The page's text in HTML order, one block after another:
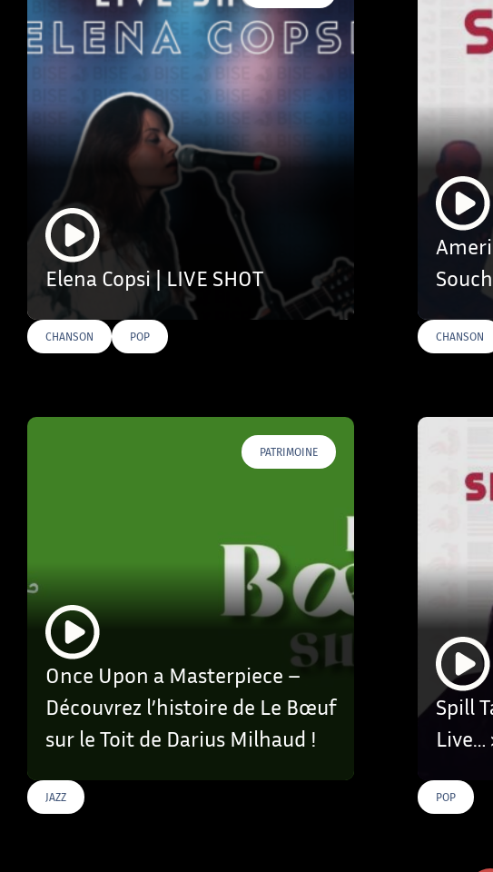
Elena Copsi | LIVE SHOT
CHANSON POP CHANSON
PATRIMOINE
Once Upon a Masterpiece –
Découvrez l’histoire de Le Bœuf
sur le Toit de Darius Milhaud !
JAZZ
Spill
Live…
POP